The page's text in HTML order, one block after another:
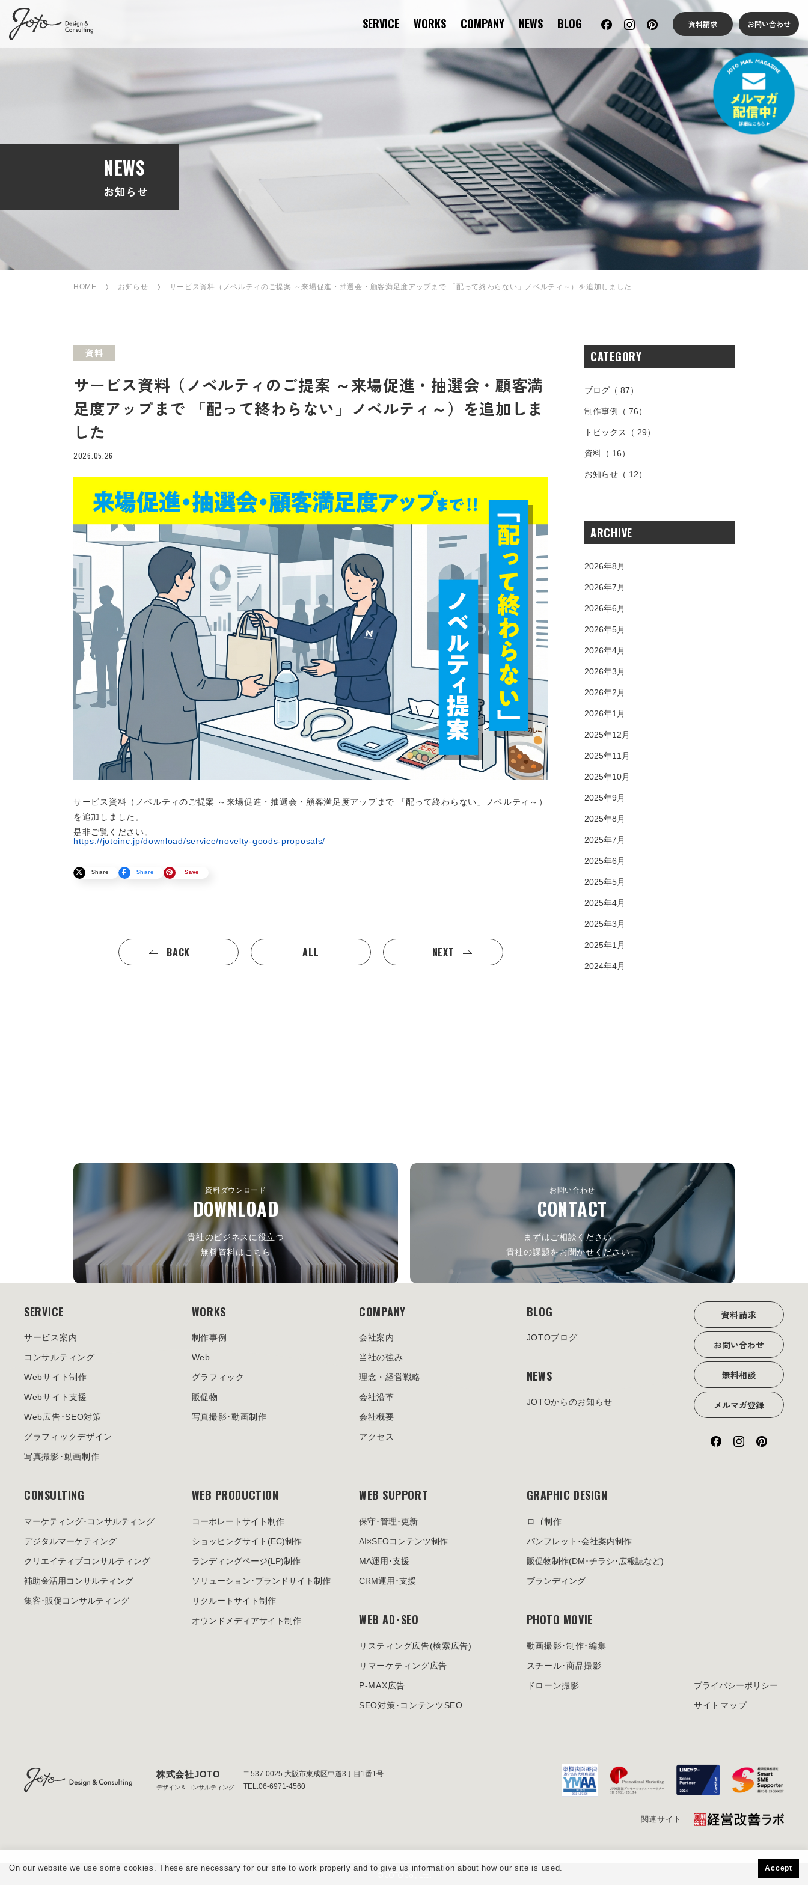
SERVICE WORKS COMPANY NEWS BLOG 資料請求 お問い合わせ
NEWS
お知らせ
HOME お知らせ サービス資料（ノベルティのご提案 ～来場促進・抽選会・顧客満足度アップまで 「配って終わらない」ノベルティ～）を追加しました
資料
サービス資料（ノベルティのご提案 ～来場促進・抽選会・顧客満
足度アップまで 「配って終わらない」ノベルティ～）を追加しま
した
2026.05.26
サービス資料（ノベルティのご提案 ～来場促進・抽選会・顧客満足度アップまで 「配って終わらない」ノベルティ～）
を追加しました。
是非ご覧ください。
https://jotoinc.jp/download/service/novelty-goods-proposals/
Share Share Save
BACK ALL NEXT
CATEGORY
ブログ （ 87）
制作事例 （ 76）
トピックス （ 29）
資料 （ 16）
お知らせ （ 12）
ARCHIVE
2026年8月
2026年7月
2026年6月
2026年5月
2026年4月
2026年3月
2026年2月
2026年1月
2025年12月
2025年11月
2025年10月
2025年9月
2025年8月
2025年7月
2025年6月
2025年5月
2025年4月
2025年3月
2025年1月
2024年4月
資料ダウンロード
DOWNLOAD
貴社のビジネスに役立つ
無料資料はこちら
お問い合わせ
CONTACT
まずはご相談ください。
貴社の課題をお聞かせください。
SERVICE
サービス案内
コンサルティング
Webサイト制作
Webサイト支援
Web広告･SEO対策
グラフィックデザイン
写真撮影･動画制作
WORKS
制作事例
Web
グラフィック
販促物
写真撮影･動画制作
COMPANY
会社案内
当社の強み
理念・経営戦略
会社沿革
会社概要
アクセス
BLOG
JOTOブログ
NEWS
JOTOからのお知らせ
CONSULTING
マーケティング･ コンサルティング
デジタルマーケティング
クリエイティブコンサルティング
補助金活用 コンサルティング
集客･販促コンサルティング
WEB PRODUCTION
コーポレートサイト制作
ショッピングサイト (EC)制作
ランディングページ(LP)制作
ソリューション･ブランドサイト制作
リクルートサイト制作
オウンドメディアサイト制作
WEB SUPPORT
保守･管理･更新
AI×SEOコンテンツ制作
MA運用･支援
CRM運用･支援
WEB AD･SEO
リスティング広告(検索広告)
リマーケティング広告
P-MAX広告
SEO対策･ コンテンツSEO
GRAPHIC DESIGN
ロゴ制作
パンフレット･会社案内制作
販促物制作(DM･チラシ･広報誌など)
ブランディング
PHOTO MOVIE
動画撮影･制作･編集
スチール･商品撮影
ドローン撮影
資料請求
お問い合わせ
無料相談
メルマガ登録
プライバシーポリシー
サイトマップ
株式会社JOTO
デザイン＆コンサルティング
〒537-0025 大阪市東成区中道3丁目1番1号
TEL:06-6971-4560
関連サイト
© JOTO Co., Ltd.
On our website we use some cookies. These are necessary for our site to work properly and to give us information about how our site is used. Accept